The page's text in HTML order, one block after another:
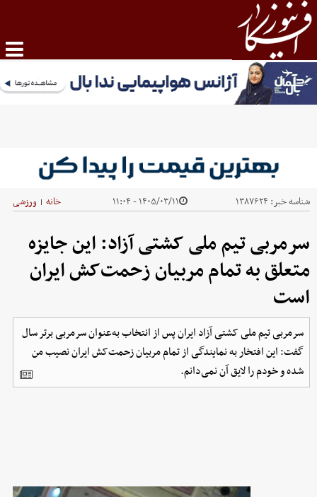
شناسه خبر: ۱۳۸۷۶۲۴ ۱۴۰۵/۰۳/۱۱ - ۱۱:۰۴ خانه | ورزشی
سرمربی تیم ملی کشتی آزاد: این جایزه
متعلق به تمام مربیان زحمت‌کش ایران
است
سرمربی تیم ملی کشتی آزاد ایران پس از انتخاب به‌عنوان سرمربی برتر سال
گفت: این افتخار به نمایندگی از تمام مربیان زحمت‌کش ایران نصیب من
شده و خودم را لایق آن نمی‌دانم.